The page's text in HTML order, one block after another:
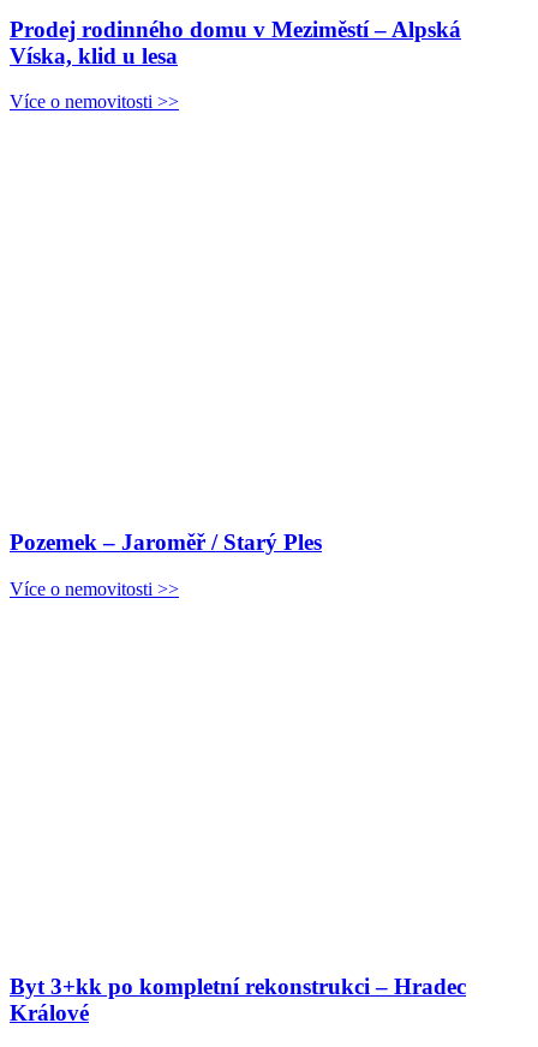
Prodej rodinného domu v Meziměstí – Alpská
Víska, klid u lesa
Více o nemovitosti >>
Pozemek – Jaroměř / Starý Ples
Více o nemovitosti >>
Byt 3+kk po kompletní rekonstrukci – Hradec
Králové